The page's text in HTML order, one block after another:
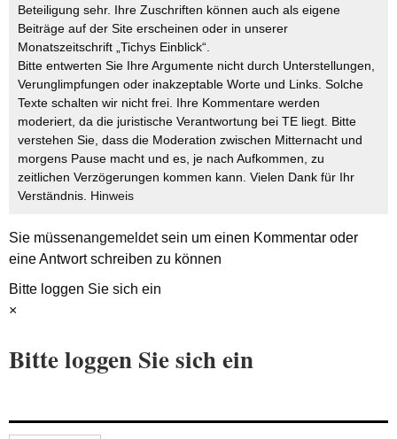
Beteiligung sehr. Ihre Zuschriften können auch als eigene
Beiträge auf der Site erscheinen oder in unserer
Monatszeitschrift „Tichys Einblick“.
Bitte entwerten Sie Ihre Argumente nicht durch Unterstellungen,
Verunglimpfungen oder inakzeptable Worte und Links. Solche
Texte schalten wir nicht frei. Ihre Kommentare werden
moderiert, da die juristische Verantwortung bei TE liegt. Bitte
verstehen Sie, dass die Moderation zwischen Mitternacht und
morgens Pause macht und es, je nach Aufkommen, zu
zeitlichen Verzögerungen kommen kann. Vielen Dank für Ihr
Verständnis. Hinweis
Sie müssenangemeldetsein um einen Kommentar oder
eine Antwort schreiben zu können
Bitte loggen Sie sich ein
×
Bitte loggen Sie sich ein